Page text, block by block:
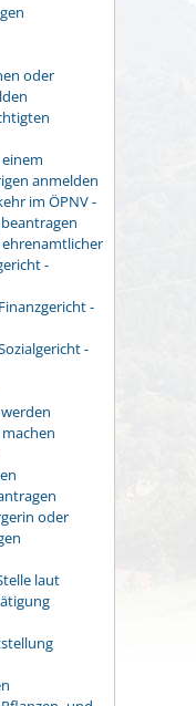
oder
anmelden
im ÖPNV -
-
-
-
oder
laut